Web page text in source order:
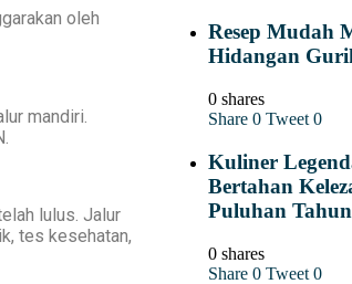
oleh
mandiri.
lulus. Jalur
tes kesehatan,
Resep Mudah
Hidangan
0 shares
Share 0 Tweet 0
Kuliner
Bertahan
Puluhan Tahun
0 shares
Share 0 Tweet 0